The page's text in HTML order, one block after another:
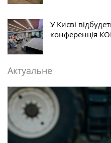
У Києві
конференція
Актуальне